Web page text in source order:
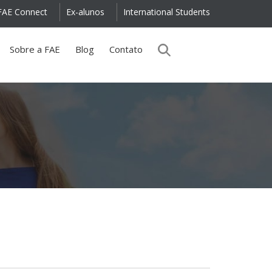
International Students
Ex-alunos
Connect
Sobre a FAE Blog Contato